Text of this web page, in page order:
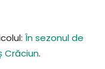
În sezonul de
Crăciun.